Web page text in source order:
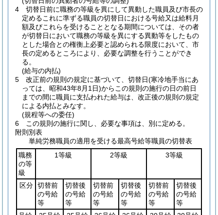
4
切替日前に職務の等級を異にして異動した職員及び市長の
定めるこれに準ずる職員の切替日における号給又は給料月
額及びこれらを受けることとなる期間については、その者
が切替日において職務の等級を異にする異動等をしたもの
とした場合との権衡上必要と認められる限度において、市
長の定めるところにより、必要な調整を行うことができ
る。
(給与の内払)
5
改正前の規則の規定に基づいて、切替日(寒冷地手当にあ
っては、昭和43年8月1日)からこの規則の施行の日の前日
までの間に職員に支払われた給与は、改正後の規則の規定
による内払とみなす。
(規程等への委任)
6
この規則の施行に関し、必要な事項は、別に定める。
附則別表
単純労務職員の適用を受ける最高号給等職員の切替表
職務
の等
級
1等級 2等級 3等級
区分 切替前
の号給
等
切替後
の号給
等
切替前
の号給
等
切替後
の号給
等
切替前
の号給
等
切替後
の号給
等